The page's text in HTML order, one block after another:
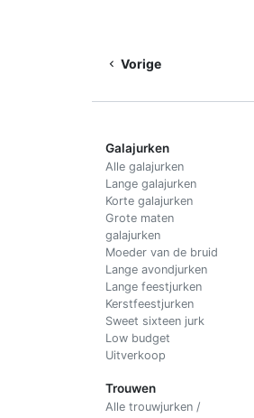
Vorige
Galajurken
Alle galajurken
Lange galajurken
Korte galajurken
Grote maten
galajurken
Moeder van de bruid
Lange avondjurken
Lange feestjurken
Kerstfeestjurken
Sweet sixteen jurk
Low budget
Uitverkoop
Trouwen
Alle trouwjurken /